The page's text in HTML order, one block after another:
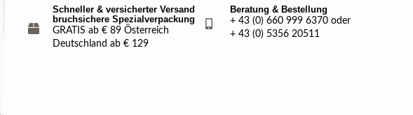
Schneller & versicherter Versand
bruchsichere Spezialverpackung
GRATIS ab € 89 Österreich
Deutschland ab € 129
Beratung & Bestellung
+ 43 (0) 660 999 6370 oder
+ 43 (0) 5356 20511